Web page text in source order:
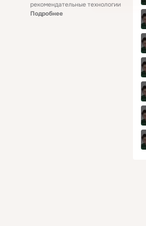
рекомендательные технологии
Подробнее